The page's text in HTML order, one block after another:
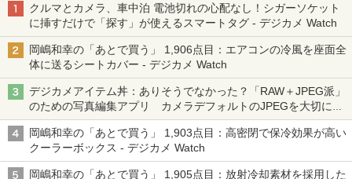
クルマとカメラ、車中泊 電池切れの心配なし！シガーソケット
に挿すだけで「探す」が使えるスマートタグ - デジカメ Watch
岡嶋和幸の「あとで買う」 1,906点目：エアコンの冷風を座面全
体に送るシートカバー - デジカメ Watch
デジカメアイテム丼：ありそうでなかった？「RAW＋JPEG派」
のための写真編集アプリ カメラデフォルトのJPEGを大切にす
る「Filmator」
岡嶋和幸の「あとで買う」 1,903点目：高密閉で保冷効果が高い
クーラーボックス - デジカメ Watch
岡嶋和幸の「あとで買う」 1,905点目：放射冷却素材を採用した